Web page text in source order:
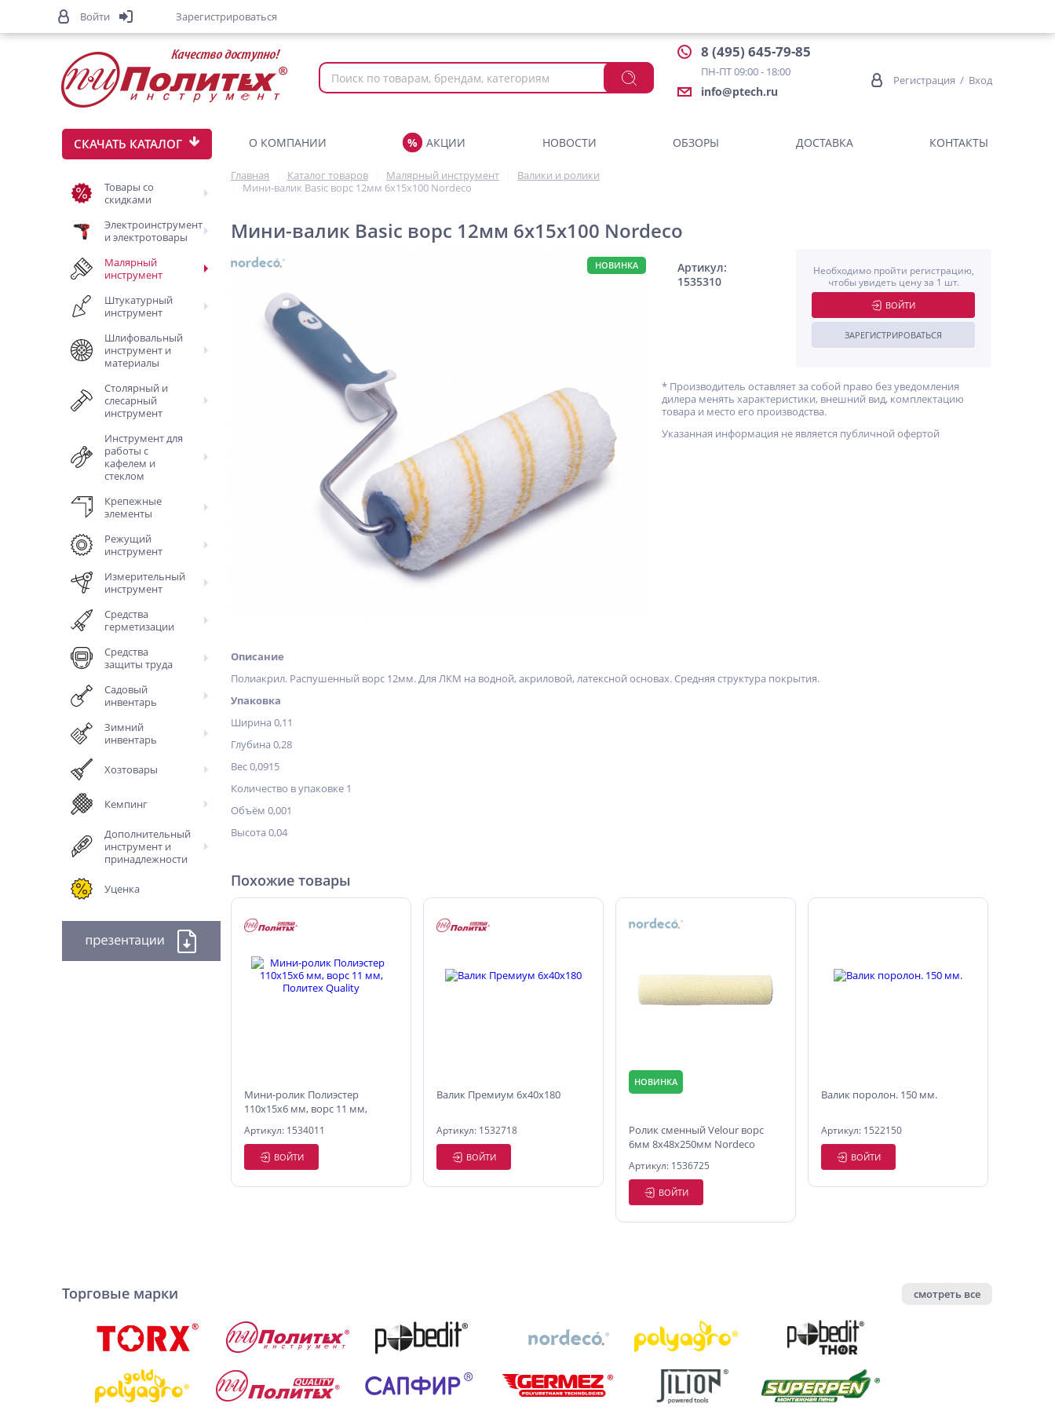
8 (495) 645-79-85
ПН-ПТ 09:00 - 18:00
info@ptech.ru
Регистрация / Вход
СКАЧАТЬ КАТАЛОГ
Товары со
скидками
Электроинструмент
и электротовары
Малярный
инструмент
Штукатурный
инструмент
Шлифовальный
инструмент и
материалы
Столярный и
слесарный
инструмент
Инструмент для
работы с
кафелем и
стеклом
Крепежные
элементы
Режущий
инструмент
Измерительный
инструмент
Средства
герметизации
Средства
защиты труда
Садовый
инвентарь
Зимний
инвентарь
Хозтовары
Кемпинг
Дополнительный
инструмент и
принадлежности
Уценка
О КОМПАНИИ АКЦИИ НОВОСТИ ОБЗОРЫ ДОСТАВКА КОНТАКТЫ
Главная Каталог товаров Малярный инструмент
Валики и ролики
Мини-валик Basic ворс 12мм 6х15х100 Nordeco
Мини-валик Basic ворс 12мм 6х15х100 Nordeco
НОВИНКА
Артикул:
1535310
Необходимо пройти регистрацию,
чтобы увидеть цену за 1 шт.
ВОЙТИ
ЗАРЕГИСТРИРОВАТЬСЯ
* Производитель оставляет за собой право без уведомления
дилера менять характеристики, внешний вид, комплектацию
товара и место его производства.
Указанная информация не является публичной офертой
Описание
Полиакрил. Распушенный ворс 12мм. Для ЛКМ на водной, акриловой, латексной основах. Средняя структура покрытия.
Упаковка
Ширина 0,11
Глубина 0,28
Вес 0,0915
Количество в упаковке 1
Объём 0,001
Высота 0,04
Похожие товары
Мини-ролик Полиэстер
110х15х6 мм, ворс 11 мм,
Артикул: 1534011
ВОЙТИ
Валик Премиум 6х40х180
Артикул: 1532718
ВОЙТИ
НОВИНКА
Ролик сменный Velour ворс
6мм 8х48х250мм Nordeco
Артикул: 1536725
ВОЙТИ
Валик поролон. 150 мм.
Артикул: 1522150
ВОЙТИ
Торговые марки смотреть все
Войти Зарегистрироваться